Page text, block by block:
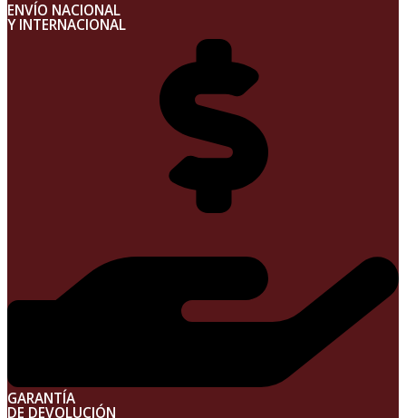
ENVÍO NACIONAL
Y INTERNACIONAL
GARANTÍA
DE DEVOLUCIÓN